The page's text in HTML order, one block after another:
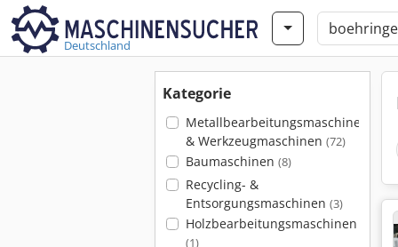
Deutschland
Kategorie
Metallbearbeitungsmaschinen
& Werkzeugmaschinen (72)
Baumaschinen (8)
Recycling- &
Entsorgungsmaschinen (3)
Holzbearbeitungsmaschinen
(1)